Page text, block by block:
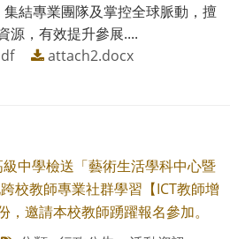
結專業團隊及掌控全球脈動，擅
源，有效提升參展....
attach2.docx
中學檢送「藝術生活學科中心暨
校教師專業社群學習【ICT教師增
邀請本校教師踴躍報名參加。